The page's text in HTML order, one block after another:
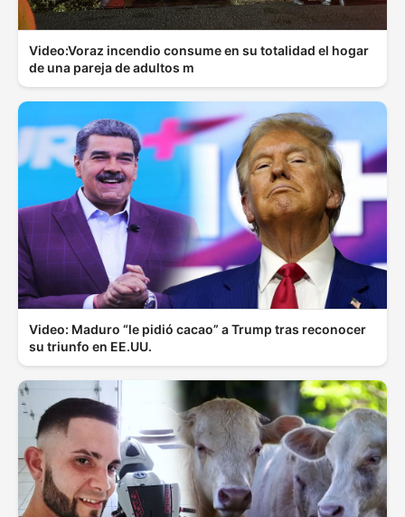
Video:Voraz incendio consume en su totalidad el hogar
de una pareja de adultos m
Video: Maduro “le pidió cacao” a Trump tras reconocer
su triunfo en EE.UU.